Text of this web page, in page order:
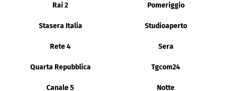
Rai 2 Pomeriggio
Stasera Italia Studioaperto
Rete 4 Sera
Quarta Repubblica Tgcom24
Canale 5 Notte